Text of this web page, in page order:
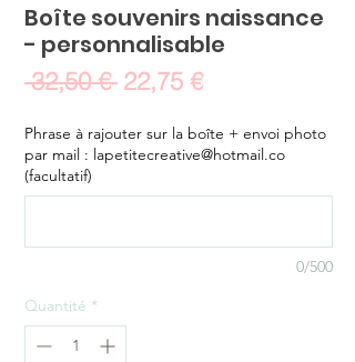
Boîte souvenirs naissance
- personnalisable
32,50 € Prix
22,75 €Prix
Phrase à rajouter sur la boîte + envoi photo
par mail : lapetitecreative@hotmail.co
(facultatif)
0/500
Quantité *